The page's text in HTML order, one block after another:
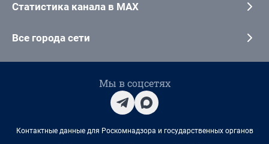
Статистика канала в MAX
Все города сети
Мы в соцсетях
Контактные данные для Роскомнадзора и государственных органов